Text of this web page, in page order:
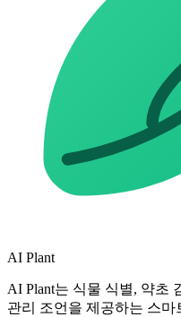
AI Plant
AI Plant는 식물 식별, 약초
관리 조언을 제공하는 스